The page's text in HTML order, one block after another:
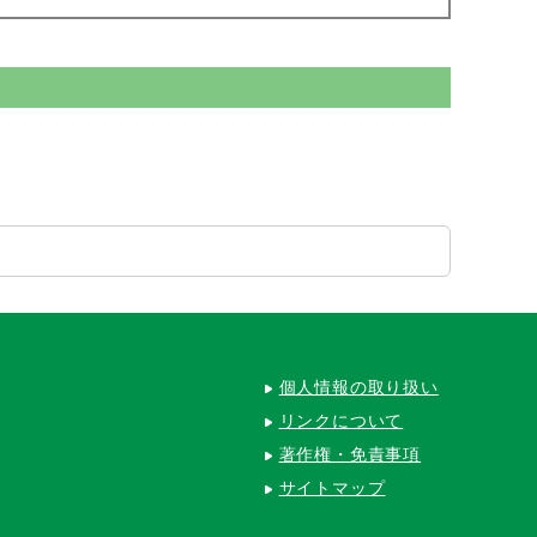
個人情報の取り扱い
リンクについて
著作権・免責事項
サイトマップ